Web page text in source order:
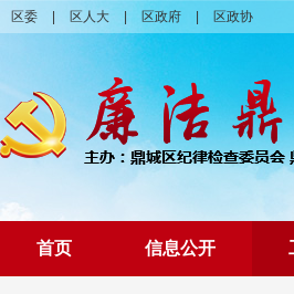
区委 区人大 区政府 区政协
首页 信息公开